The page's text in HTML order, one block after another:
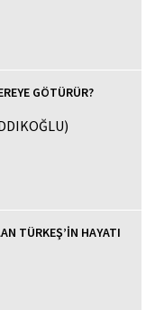
GÖTÜRÜR?
TÜRKEŞ’İN HAYATI